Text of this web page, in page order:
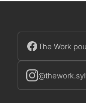
The Work